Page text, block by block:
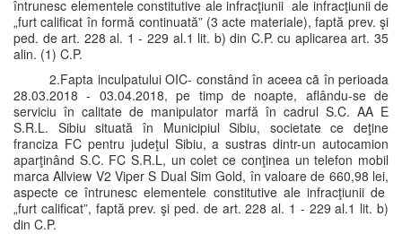
întrunesc elementele constitutive ale infracţiunii ale infracţiunii de
„furt calificat în formă continuată” (3 acte materiale), faptă prev. şi
ped. de art. 228 al. 1 - 229 al.1 lit. b) din C.P. cu aplicarea art. 35
alin. (1) C.P.
2.Fapta inculpatului OIC- constând în aceea cã în perioada
28.03.2018 - 03.04.2018, pe timp de noapte, aflându-se de
serviciu în calitate de manipulator marfă în cadrul S.C. AA E
S.R.L. Sibiu situată în Municipiul Sibiu, societate ce deţine
franciza FC pentru judeţul Sibiu, a sustras dintr-un autocamion
aparţinând S.C. FC S.R.L, un colet ce conţinea un telefon mobil
marca Allview V2 Viper S Dual Sim Gold, în valoare de 660,98 lei,
aspecte ce întrunesc elementele constitutive ale infracţiunii de
„furt calificat”, faptă prev. şi ped. de art. 228 al. 1 - 229 al.1 lit. b)
din C.P.